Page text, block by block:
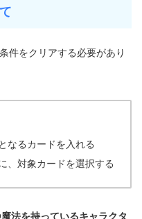
件をクリアする必要があり
なるカードを入れる
、対象カードを選択する
法を持っているキャラクタ